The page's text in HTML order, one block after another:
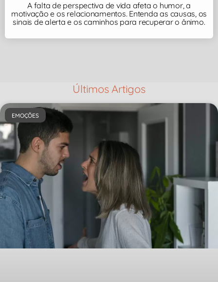
A falta de perspectiva de vida afeta o humor, a
motivação e os relacionamentos. Entenda as causas, os
sinais de alerta e os caminhos para recuperar o ânimo.
Últimos Artigos
EMOÇÕES